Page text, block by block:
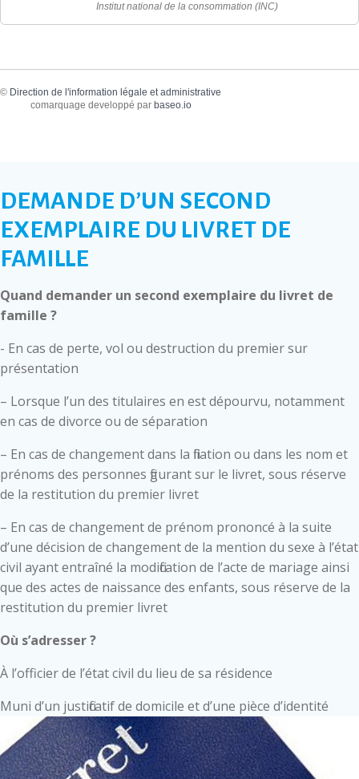
Institut national de la consommation (INC)
© Direction de l'information légale et administrative
comarquage developpé par baseo.io
DEMANDE D’UN SECOND
EXEMPLAIRE DU LIVRET DE
FAMILLE
Quand demander un second exemplaire du livret de
famille ?
- En cas de perte, vol ou destruction du premier sur
présentation
– Lorsque l’un des titulaires en est dépourvu, notamment
en cas de divorce ou de séparation
– En cas de changement dans la filiation ou dans les nom et
prénoms des personnes figurant sur le livret, sous réserve
de la restitution du premier livret
– En cas de changement de prénom prononcé à la suite
d’une décision de changement de la mention du sexe à l’état
civil ayant entraîné la modification de l’acte de mariage ainsi
que des actes de naissance des enfants, sous réserve de la
restitution du premier livret
Où s’adresser ?
À l’officier de l’état civil du lieu de sa résidence
Muni d’un justificatif de domicile et d’une pièce d’identité